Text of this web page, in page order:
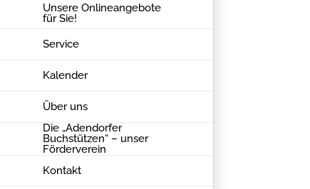
Unsere Onlineangebote
für Sie!
Service
Kalender
Über uns
Die „Adendorfer
Buchstützen“ – unser
Förderverein
Kontakt